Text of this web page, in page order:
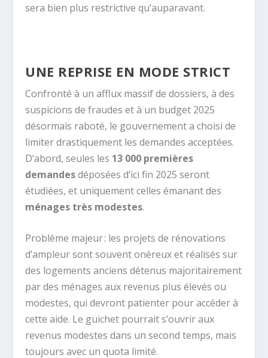
sera bien plus restrictive qu’auparavant.
UNE REPRISE EN MODE STRICT
Confronté à un afflux massif de dossiers, à des
suspicions de fraudes et à un budget 2025
désormais raboté, le gouvernement a choisi de
limiter drastiquement les demandes acceptées.
D’abord, seules les 13 000 premières
demandesdéposées d’ici fin 2025 seront
étudiées, et uniquement celles émanant des
ménages très modestes.
Problème majeur : les projets de rénovations
d’ampleur sont souvent onéreux et réalisés sur
des logements anciens détenus majoritairement
par des ménages aux revenus plus élevés ou
modestes, qui devront patienter pour accéder à
cette aide. Le guichet pourrait s’ouvrir aux
revenus modestes dans un second temps, mais
toujours avec un quota limité.